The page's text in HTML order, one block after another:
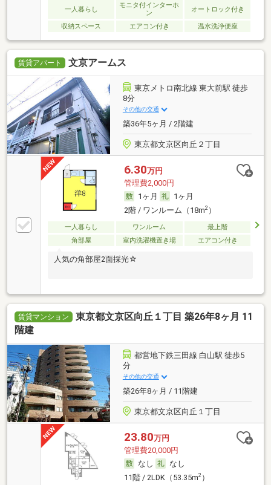
一人暮らし
モニタ付インターホ
ン
オートロック付き
収納スペース エアコン付き 温水洗浄便座
賃貸アパート 文京アームス
東京メトロ南北線 東大前駅 徒歩
8分
その他の交通
築36年5ヶ月 / 2階建
東京都文京区向丘２丁目
6.30万円
管理費2,000円
1ヶ月
1ヶ月
2階 / ワンルーム（18m2）
一人暮らし ワンルーム
最上階
角部屋
室内洗濯機置き場 エアコン付き
人気の角部屋2面採光☆
賃貸マンション
東京都文京区向丘１丁目 築26年8ヶ月 11
階建
都営地下鉄三田線 白山駅 徒歩5
分
その他の交通
築26年8ヶ月 / 11階建
東京都文京区向丘１丁目
23.80万円
管理費20,000円
なし
なし
11階 / 2LDK（53.35m2）